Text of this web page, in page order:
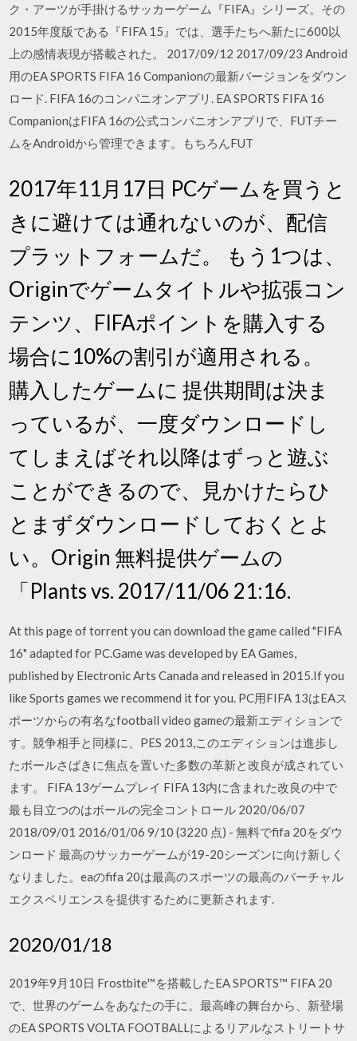
ク・アーツが手掛けるサッカーゲーム『FIFA』シリーズ。その
2015年度版である『FIFA 15』では、選手たちへ新たに600以
上の感情表現が搭載された。 2017/09/12 2017/09/23 Android
用のEA SPORTS FIFA 16 Companionの最新バージョンをダウン
ロード. FIFA 16のコンパニオンアプリ. EA SPORTS FIFA 16
CompanionはFIFA 16の公式コンパニオンアプリで、FUTチー
ムをAndroidから管理できます。もちろんFUT
2017年11月17日 PCゲームを買うと
きに避けては通れないのが、配信
プラットフォームだ。 もう1つは、
Originでゲームタイトルや拡張コン
テンツ、FIFAポイントを購入する
場合に10%の割引が適用される。
購入したゲームに 提供期間は決ま
っているが、一度ダウンロードし
てしまえばそれ以降はずっと遊ぶ
ことができるので、見かけたらひ
とまずダウンロードしておくとよ
い。Origin 無料提供ゲームの
「Plants vs. 2017/11/06 21:16.
At this page of torrent you can download the game called "FIFA
16" adapted for PC.Game was developed by EA Games,
published by Electronic Arts Canada and released in 2015.If you
like Sports games we recommend it for you. PC用FIFA 13はEAス
ポーツからの有名なfootball video gameの最新エディションで
す。競争相手と同様に、PES 2013,このエディションは進歩し
たボールさばきに焦点を置いた多数の革新と改良が成されてい
ます。 FIFA 13ゲームプレイ FIFA 13内に含まれた改良の中で
最も目立つのはボールの完全コントロール 2020/06/07
2018/09/01 2016/01/06 9/10 (3220 点) - 無料でfifa 20をダウ
ンロード 最高のサッカーゲームが19-20シーズンに向け新しく
なりました。eaのfifa 20は最高のスポーツの最高のバーチャル
エクスペリエンスを提供するために更新されます.
2020/01/18
2019年9月10日 Frostbite™を搭載したEA SPORTS™ FIFA 20
で、世界のゲームをあなたの手に。最高峰の舞台から、新登場
のEA SPORTS VOLTA FOOTBALLによるリアルなストリートサ